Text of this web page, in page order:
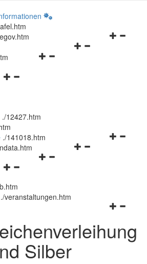
Navigationsmenü
Navigationsmenü
Navigationsmenü
./12427.htm
Navigationsmenü
./141018.htm
Navigationsmenü
Navigationsmenü
und
schließen
und
schließen
./veranstaltungen.htm
Silber